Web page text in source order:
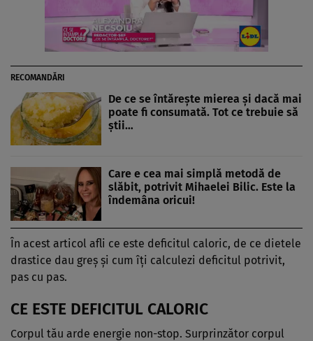
RECOMANDĂRI
De ce se întărește mierea și dacă mai
poate fi consumată. Tot ce trebuie să
știi…
Care e cea mai simplă metodă de
slăbit, potrivit Mihaelei Bilic. Este la
îndemâna oricui!
În acest articol afli ce este deficitul caloric, de ce dietele
drastice dau greș și cum îți calculezi deficitul potrivit,
pas cu pas.
CE ESTE DEFICITUL CALORIC
Corpul tău arde energie non-stop. Surprinzător corpul